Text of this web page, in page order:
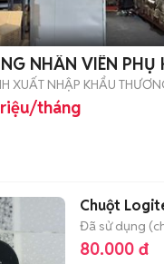
NHÂN VIÊN PHỤ
XUẤT NHẬP KHẨU
tháng
Chuột
Đã sử dụng
80.000 đ